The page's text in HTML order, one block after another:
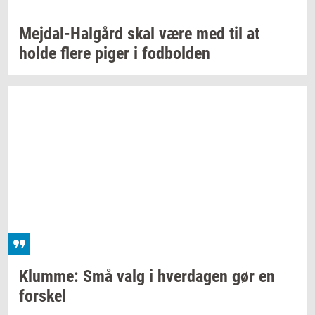
Mejdal-​Halgård skal være med til at
holde flere piger i fod­bol­den
Klum­me: Små valg i hver­da­gen gør en
for­skel